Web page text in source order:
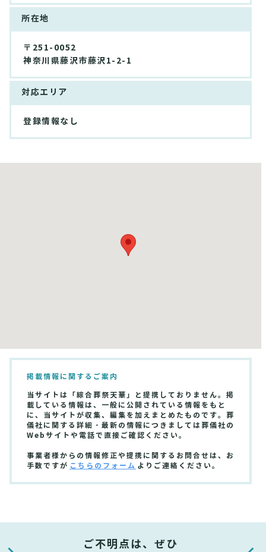
所在地
〒251-0052
神奈川県藤沢市藤沢1-2-1
対応エリア
登録情報なし
掲載情報に関するご案内
当サイトは「綜合葬祭天華」と提携しておりません。掲
載している情報は、一般に公開されている情報をもと
に、当サイトが収集、編集を加えまとめたものです。葬
儀社に関する詳細・最新の情報につきましては葬儀社の
Webサイトや電話で直接ご確認ください。
事業者様からの情報修正や提携に関するお問合せは、お
手数ですが こちらのフォーム よりご連絡ください。
ご不明点は、ぜひ